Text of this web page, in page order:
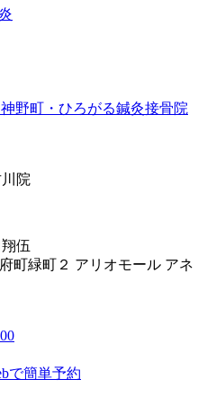
野町・ひろがる鍼灸接骨院
院
伍
町緑町２ アリオモール アネ